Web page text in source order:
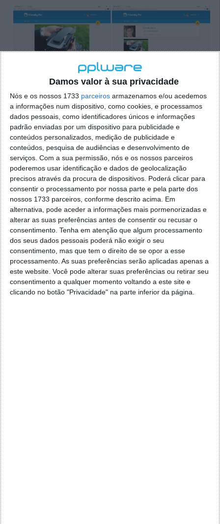
Damos valor à sua privacidade
Nós e os nossos 1733 parceiros armazenamos e/ou acedemos
a informações num dispositivo, como cookies, e processamos
dados pessoais, como identificadores únicos e informações
padrão enviadas por um dispositivo para publicidade e
conteúdos personalizados, medição de publicidade e
conteúdos, pesquisa de audiências e desenvolvimento de
serviços. Com a sua permissão, nós e os nossos parceiros
poderemos usar identificação e dados de geolocalização
precisos através da procura de dispositivos. Poderá clicar para
consentir o processamento por nossa parte e pela parte dos
nossos 1733 parceiros, conforme descrito acima. Em
alternativa, pode aceder a informações mais pormenorizadas e
alterar as suas preferências antes de consentir ou recusar o
consentimento. Tenha em atenção que algum processamento
dos seus dados pessoais poderá não exigir o seu
consentimento, mas que tem o direito de se opor a esse
processamento. As suas preferências serão aplicadas apenas a
este website. Você pode alterar suas preferências ou retirar seu
consentimento a qualquer momento voltando a este site e
clicando no botão "Privacidade" na parte inferior da página.
Para aceder ao Friendly Pix pode utilizar owebsite
ou aaplicação iOS que foi carregada para a App
Store a semana passada. Quanto ao Android, não
existe ainda uma previsão de quando poderá sair ou
se irá sequer existir.
Embora a Google afirme que é apenas uma
experiência, como tantas outras que costuma fazer, a
verdade é que esta aplicação tem tido boa aceitação
e são cada vez mais os utilizadores que têm aderido
a esta rede social.